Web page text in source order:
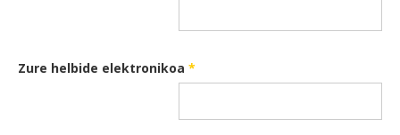
Zure helbide elektronikoa *